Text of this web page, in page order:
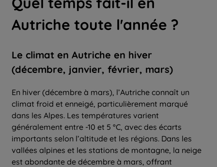
Autriche toute l'année ?
Le climat en Autriche en hiver
(décembre, janvier, février, mars)
En hiver (décembre à mars), l’Autriche connaît un
climat froid et enneigé, particulièrement marqué
dans les Alpes. Les températures varient
généralement entre -10 et 5 °C, avec des écarts
importants selon l’altitude et les régions. Dans les
vallées alpines et les stations de montagne, la neige
est abondante de décembre à mars, offrant